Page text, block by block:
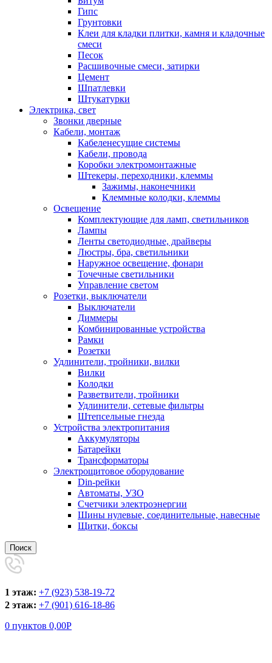
Гипс
Грунтовки
Клеи для кладки плитки, камня и кладочные
смеси
Песок
Расшивочные смеси, затирки
Цемент
Шпатлевки
Штукатурки
Электрика, свет
Звонки дверные
Кабели, монтаж
Кабеленесущие системы
Кабели, провода
Коробки электромонтажные
Штекеры, переходники, клеммы
Зажимы, наконечники
Клеммные колодки, клеммы
Освещение
Комплектующие для ламп, светильников
Лампы
Ленты светодиодные, драйверы
Люстры, бра, светильники
Наружное освещение, фонари
Точечные светильники
Управление светом
Розетки, выключатели
Выключатели
Диммеры
Комбинированные устройства
Рамки
Розетки
Удлинители, тройники, вилки
Вилки
Колодки
Разветвители, тройники
Удлинители, сетевые фильтры
Штепсельные гнезда
Устройства электропитания
Аккумуляторы
Батарейки
Трансформаторы
Электрощитовое оборудование
Din-рейки
Автоматы, УЗО
Счетчики электроэнергии
Шины нулевые, соединительные, навесные
Щитки, боксы
Поиск
1 этаж: +7 (923) 538-19-72
2 этаж: +7 (901) 616-18-86
0 пунктов 0,00Р